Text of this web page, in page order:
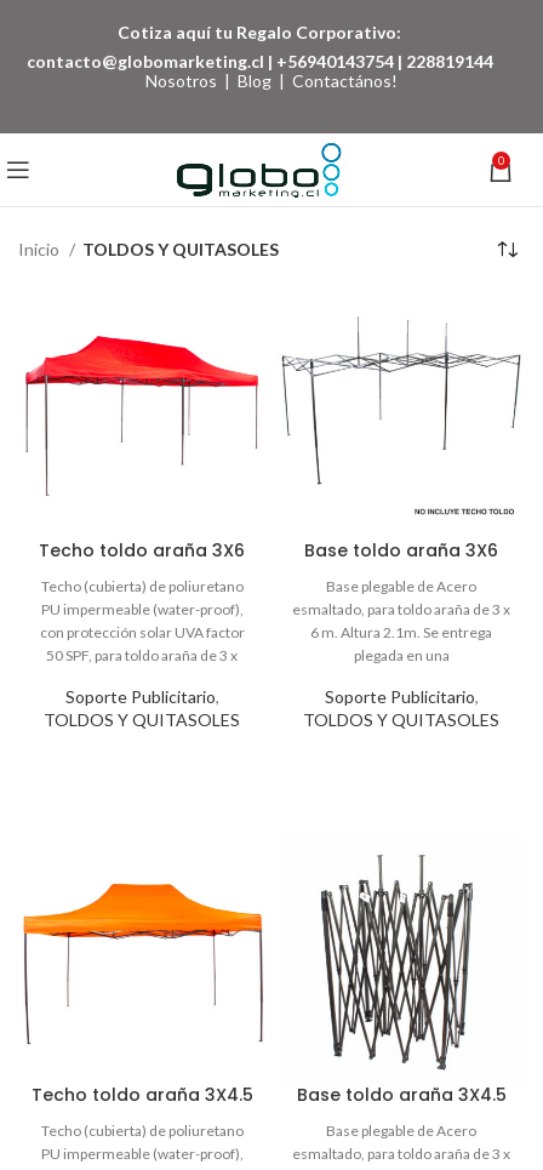
Cotiza aquí tu Regalo Corporativo:
contacto@globomarketing.cl | +56940143754 | 228819144
Nosotros | Blog | Contactános!
0
Inicio TOLDOS Y QUITASOLES
Techo toldo araña 3X6
Soporte Publicitario,
TOLDOS Y QUITASOLES
Base toldo araña 3X6
Soporte Publicitario,
TOLDOS Y QUITASOLES
Techo toldo araña 3X4.5 Base toldo araña 3X4.5